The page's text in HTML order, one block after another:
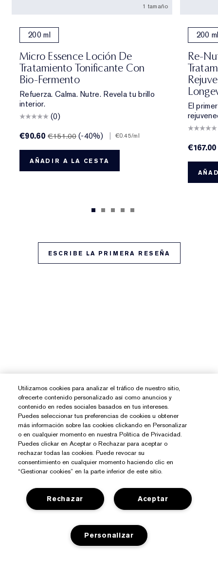
1 tamaño
200 ml
Micro Essence Loción De
Tratamiento Tonificante Con
Bio-Fermento
Refuerza. Calma. Nutre. Revela tu brillo
interior.
(0)
€90.60€151.00 (-40%) | €0.45/ml
AÑADIR A LA CESTA
200
Re-
El
€167.00
ESCRIBE LA PRIMERA RESEÑA
¿Necesitas Ayuda?
Utilizamos cookies para analizar el tráfico de nuestro sitio,
ofrecerte contenido personalizado así como anuncios y
contenido en redes sociales basados en tus intereses.
Puedes seleccionar tus preferencias de cookies u obtener
más información sobre las cookies clickando en Personalizar
o en cualquier momento en nuestra Política de Privacidad.
Puedes clickar en Aceptar o Rechazar para aceptar o
rechazar todas las cookies. Puede revocar su
consentimiento en cualquier momento haciendo clic en
“Gestionar cookies” en la parte inferior de este sitio.
Aceptar
Rechazar
Personalizar